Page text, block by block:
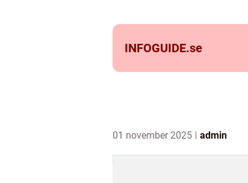
INFOGUIDE.se
01 november 2025 admin